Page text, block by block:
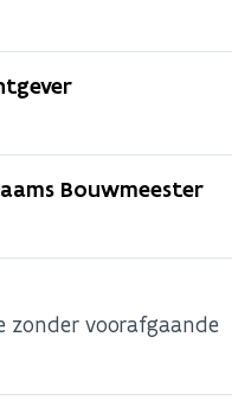
Bouwmeester
zonder voorafgaande